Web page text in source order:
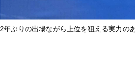
2年ぶりの出場ながら上位を狙える実力の